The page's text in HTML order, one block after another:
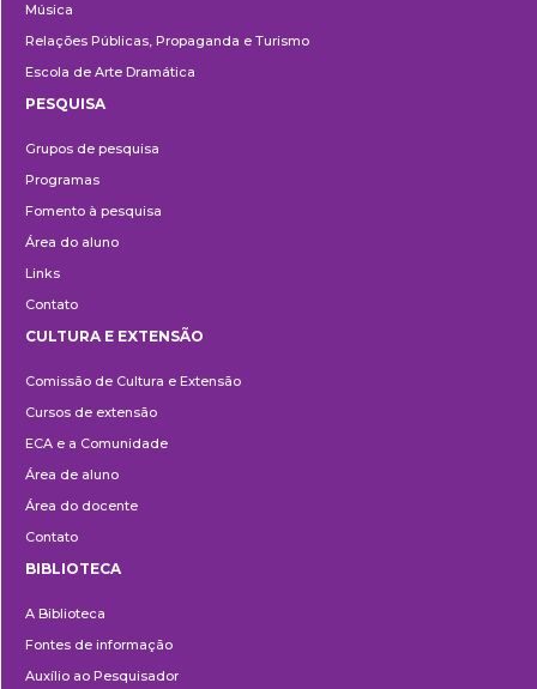
Música
Relações Públicas, Propaganda e Turismo
Escola de Arte Dramática
PESQUISA
Grupos de pesquisa
Programas
Fomento à pesquisa
Área do aluno
Links
Contato
e
Extensão
CULTURA E EXTENSÃO
Comissão de Cultura e Extensão
Cursos de extensão
ECA e a Comunidade
Área de aluno
Área do docente
Contato
BIBLIOTECA
A Biblioteca
Fontes de informação
Auxílio ao Pesquisador